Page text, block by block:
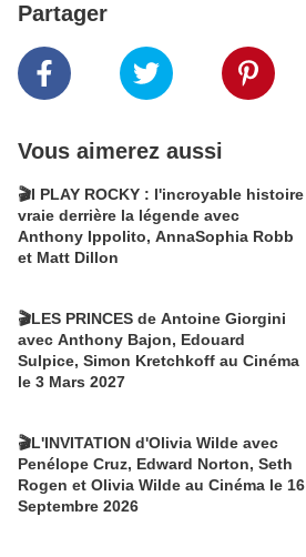
Partager
Vous aimerez aussi
🎬I PLAY ROCKY : l'incroyable histoire
vraie derrière la légende avec
Anthony Ippolito, AnnaSophia Robb
et Matt Dillon
🎬LES PRINCES de Antoine Giorgini
avec Anthony Bajon, Edouard
Sulpice, Simon Kretchkoff au Cinéma
le 3 Mars 2027
🎬L'INVITATION d'Olivia Wilde avec
Penélope Cruz, Edward Norton, Seth
Rogen et Olivia Wilde au Cinéma le 16
Septembre 2026